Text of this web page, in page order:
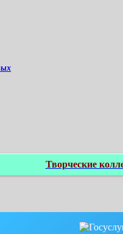
Творческие